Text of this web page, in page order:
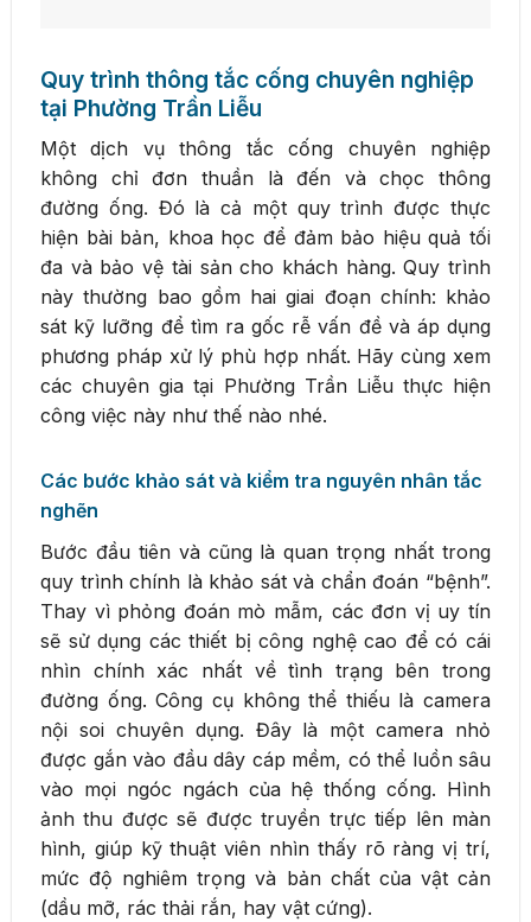
Quy trình thông tắc cống chuyên nghiệp
tại Phường Trần Liễu
Một dịch vụ thông tắc cống chuyên nghiệp
không chỉ đơn thuần là đến và chọc thông
đường ống. Đó là cả một quy trình được thực
hiện bài bản, khoa học để đảm bảo hiệu quả tối
đa và bảo vệ tài sản cho khách hàng. Quy trình
này thường bao gồm hai giai đoạn chính: khảo
sát kỹ lưỡng để tìm ra gốc rễ vấn đề và áp dụng
phương pháp xử lý phù hợp nhất. Hãy cùng xem
các chuyên gia tại Phường Trần Liễu thực hiện
công việc này như thế nào nhé.
Các bước khảo sát và kiểm tra nguyên nhân tắc
nghẽn
Bước đầu tiên và cũng là quan trọng nhất trong
quy trình chính là khảo sát và chẩn đoán “bệnh”.
Thay vì phỏng đoán mò mẫm, các đơn vị uy tín
sẽ sử dụng các thiết bị công nghệ cao để có cái
nhìn chính xác nhất về tình trạng bên trong
đường ống. Công cụ không thể thiếu là camera
nội soi chuyên dụng. Đây là một camera nhỏ
được gắn vào đầu dây cáp mềm, có thể luồn sâu
vào mọi ngóc ngách của hệ thống cống. Hình
ảnh thu được sẽ được truyền trực tiếp lên màn
hình, giúp kỹ thuật viên nhìn thấy rõ ràng vị trí,
mức độ nghiêm trọng và bản chất của vật cản
(dầu mỡ, rác thải rắn, hay vật cứng).